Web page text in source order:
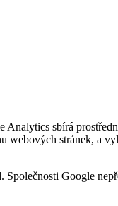
sbírá
webových stránek, a
Google